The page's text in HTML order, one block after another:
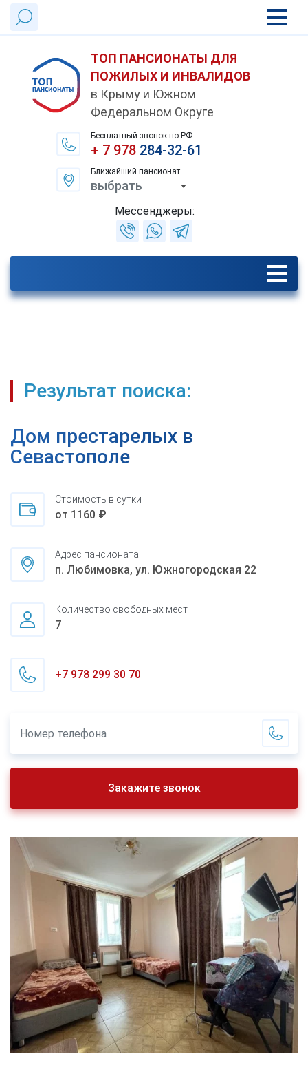
ТОП ПАНСИОНАТЫ ДЛЯ
ПОЖИЛЫХ И ИНВАЛИДОВ
в Крыму и Южном
Федеральном Округе
Бесплатный звонок по РФ
+ 7 978284-32-61
Ближайший пансионат
выбрать
Мессенджеры:
Результат поиска:
Дом престарелых в
Севастополе
Стоимость в сутки
от 1160 ₽
Адрес пансионата
п. Любимовка, ул. Южногородская 22
Количество свободных мест
7
+7 978 299 30 70
Закажите звонок